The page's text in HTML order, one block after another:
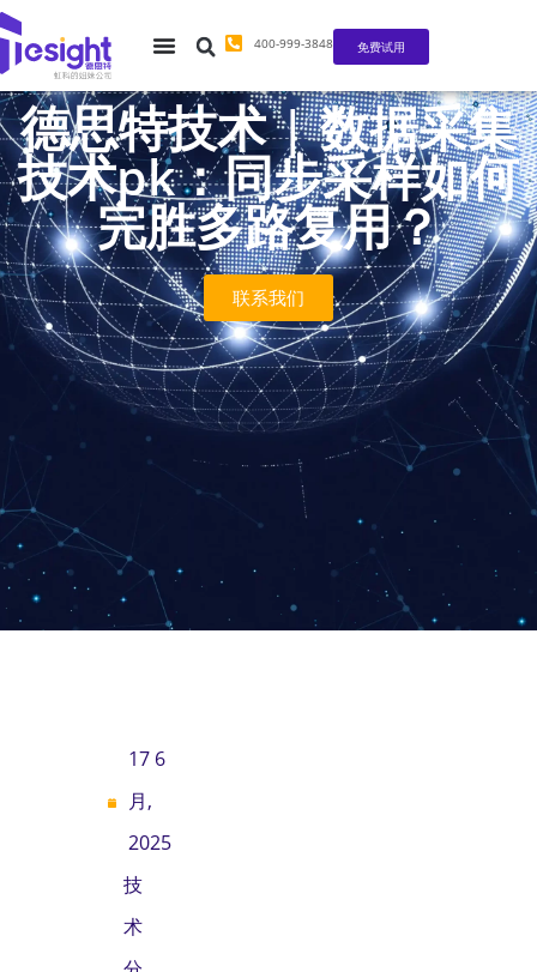
400-999-3848 免费试用
德思特技术 | 数据采集
技术pk：同步采样如何
完胜多路复用？
联系我们
17 6
月,
2025
技
术